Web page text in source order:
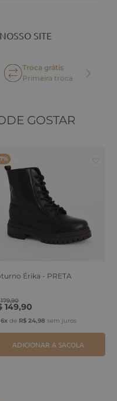
SITE
Troca grátis
Primeira troca
GOSTAR
Érika - PRETA
179,90
149,90
6x de R$ 24,98 sem juros
ADICIONAR A SACOLA